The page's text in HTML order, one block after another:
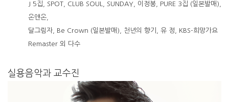
J 5집, SPOT, CLUB SOUL, SUNDAY, 이정봉, PURE 3집 (일본발매),
온앤온,
달그림자, Be Crown (일본발매), 천년의 향기, 유 정, KBS-희망가요
Remaster 외 다수
실용음악과 교수진